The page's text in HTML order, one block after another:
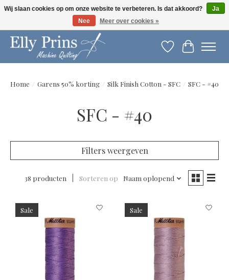
Let op: gewijzigde openingstijden!
Verlanglijst
Home / Garens 50% korting / Silk Finish Cotton - SFC / SFC - #40
SFC - #40
Filters weergeven
38 producten Sorteren op Naam oplopend
Sale Sale
Wij slaan cookies op om onze website te verbeteren. Is dat akkoord?
Ja
Nee
Meer over cookies »